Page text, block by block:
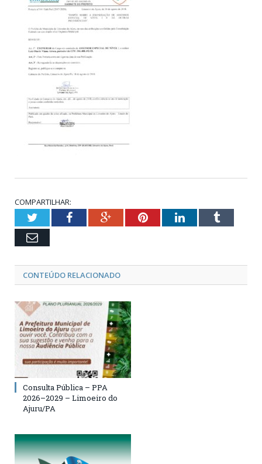
COMPARTILHAR:
TwitterFacebookGoogle+PinterestLinkedInTumblr
Email
CONTEÚDO RELACIONADO
Consulta Pública – PPA
2026–2029 – Limoeiro do
Ajuru/PA